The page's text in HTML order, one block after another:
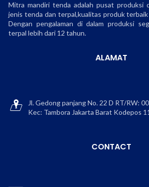
Mitra mandiri tenda adalah pusat produksi
jenis tenda dan terpal,kualitas produk
Dengan pengalaman di dalam produksi
terpal lebih dari 12 tahun.
ALAMAT
Jl. Gedong panjang No. 22 D RT/RW:
Kec: Tambora Jakarta Barat Kodepos
CONTACT